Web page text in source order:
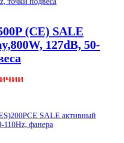
(CE) SALE
127dB, 50-